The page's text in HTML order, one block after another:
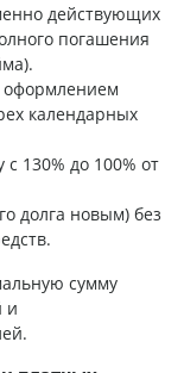
действующих
погашения
оформлением
календарных
130% до 100% от
долга новым) без
сумму
и